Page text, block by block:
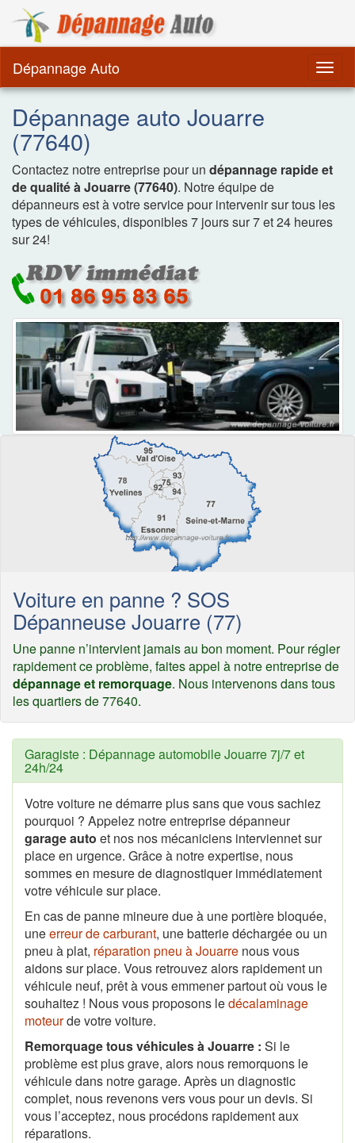
Dépannage Auto
Dépannage auto Jouarre
(77640)
Contactez notre entreprise pour un dépannage rapide et
de qualité à Jouarre (77640). Notre équipe de
dépanneurs est à votre service pour intervenir sur tous les
types de véhicules, disponibles 7 jours sur 7 et 24 heures
sur 24!
Voiture en panne ? SOS
Dépanneuse Jouarre (77)
Une panne n’intervient jamais au bon moment. Pour régler
rapidement ce problème, faites appel à notre entreprise de
dépannage et remorquage. Nous intervenons dans tous
les quartiers de 77640.
Garagiste : Dépannage automobile Jouarre 7j/7 et
24h/24
Votre voiture ne démarre plus sans que vous sachiez
pourquoi ? Appelez notre entreprise dépanneur
garage auto et nos nos mécaniciens interviennet sur
place en urgence. Grâce à notre expertise, nous
sommes en mesure de diagnostiquer immédiatement
votre véhicule sur place.
En cas de panne mineure due à une portière bloquée,
uneerreur de carburant, une batterie déchargée ou un
pneu à plat, réparation pneu à Jouarre nous vous
aidons sur place. Vous retrouvez alors rapidement un
véhicule neuf, prêt à vous emmener partout où vous le
souhaitez ! Nous vous proposons ledécalaminage
moteurde votre voiture.
Remorquage tous véhicules à Jouarre : Si le
problème est plus grave, alors nous remorquons le
véhicule dans notre garage. Après un diagnostic
complet, nous revenons vers vous pour un devis. Si
vous l’acceptez, nous procédons rapidement aux
réparations.